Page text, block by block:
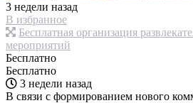
3 недели назад
В избранное
Бесплатная организация
мероприятий
Бесплатно
Бесплатно
3 недели назад
В связи с формированием нового